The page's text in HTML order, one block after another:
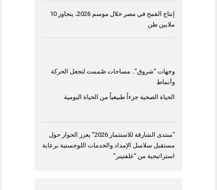
إنتاج القمح في مصر خلال موسم 2026، يتجاوز 10
ملايين طن
وجهات “شروق”.. مساحات صُممت لتجعل الحركة
وأنماط
الحياة الصحية جزءاً طبيعياً من الحياة اليومية
“منتدى الشارقة للاستثمار 2026” يعزز الحوار حول
مستقبل سلاسل الإمداد والخدمات اللوجستية برعاية
استراتيجية من “غلفتينر”